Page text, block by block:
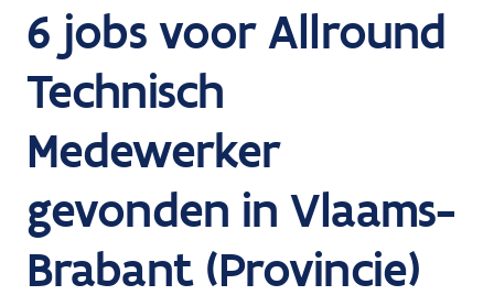
6 jobs voor Allround
Technisch
Medewerker
gevonden in Vlaams-
Brabant (Provincie)